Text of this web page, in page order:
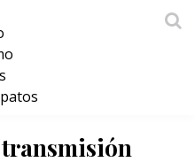
transmisión